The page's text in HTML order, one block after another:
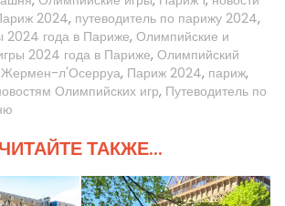
2024, путеводитель по парижу 2024,
2024 года в Париже, Олимпийские и
2024 года в Париже, Олимпийский
л'Осерруа, Париж 2024, париж,
Олимпийских игр, Путеводитель по
ЧИТАЙТЕ ТАКЖЕ...